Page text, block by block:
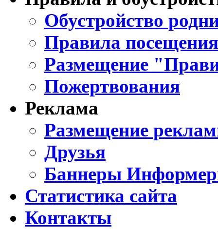
Обустройство
Правила
Размещение
Пожертвования
Реклама
Размещение
Друзья
Баннеры
Статистика сайта
Контакты